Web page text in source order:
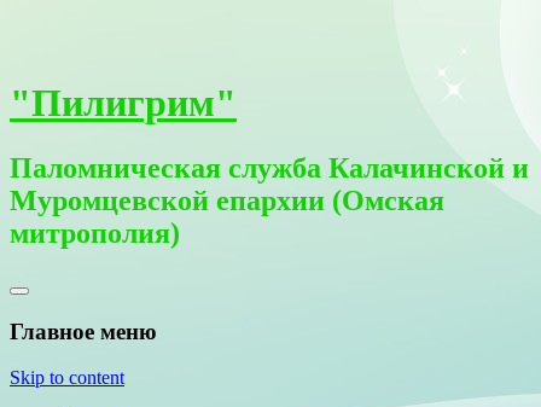
"Пилигрим"
Паломническая служба Калачинской и
Муромцевской епархии (Омская
митрополия)
Главное меню
Skip to content